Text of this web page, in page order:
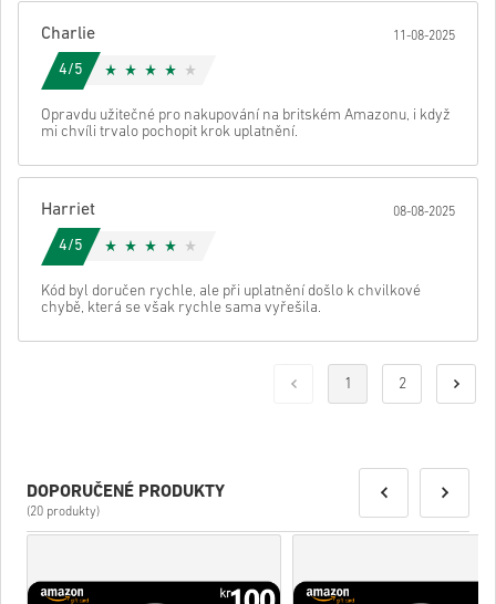
Charlie 11-08-2025
4/5
Opravdu užitečné pro nakupování na britském Amazonu, i když
mi chvíli trvalo pochopit krok uplatnění.
Harriet 08-08-2025
4/5
Kód byl doručen rychle, ale při uplatnění došlo k chvilkové
chybě, která se však rychle sama vyřešila.
1 2
DOPORUČENÉ PRODUKTY
(20 produkty)